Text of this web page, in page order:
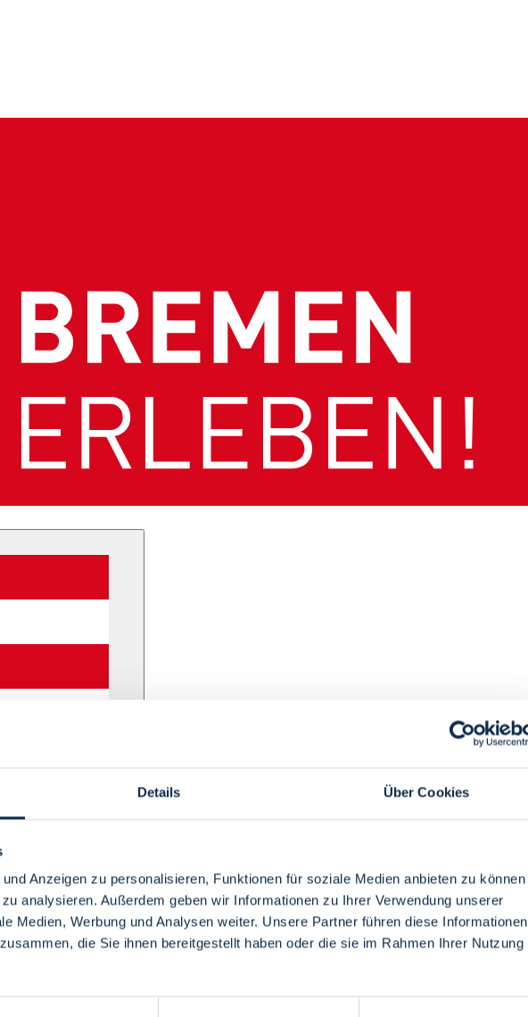
Details Über Cookies
Anzeigen zu personalisieren, Funktionen für soziale Medien anbieten zu können
analysieren. Außerdem geben wir Informationen zu Ihrer Verwendung unserer
Medien, Werbung und Analysen weiter. Unsere Partner führen diese Informationen
die Sie ihnen bereitgestellt haben oder die sie im Rahmen Ihrer Nutzung
Menü